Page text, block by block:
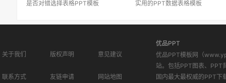
是否对错选择表格PPT模板 实用的PPT数据表格模板
关于我们 版权声明 意见建议
联系方式 友链申请 网站地图
优品PPT
优品PPT模板网（
站。包括PPT图表、PPT
国内最大最权威的PPT下